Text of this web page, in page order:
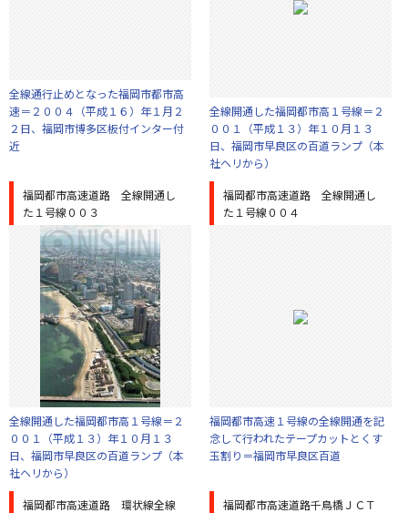
全線通行止めとなった福岡市都市高
速＝２００４（平成１６）年１月２
２日、福岡市博多区板付インター付
近
全線開通した福岡都市高１号線＝２
００１（平成１３）年１０月１３
日、福岡市早良区の百道ランプ（本
社ヘリから）
福岡都市高速道路 全線開通し
た１号線００３
全線開通した福岡都市高１号線＝２
００１（平成１３）年１０月１３
日、福岡市早良区の百道ランプ（本
社ヘリから）
福岡都市高速道路 全線開通し
た１号線００４
福岡都市高速１号線の全線開通を記
念して行われたテープカットとくす
玉割り＝福岡市早良区百道
福岡都市高速道路 環状線全線
福岡都市高速道路千鳥橋ＪＣＴ